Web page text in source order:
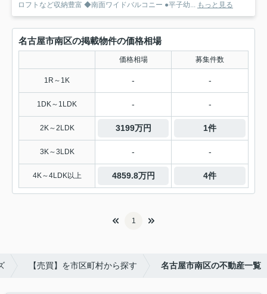
ロフトなど収納豊富 ◆南面ワイドバルコニー ●平子幼... もっと見る
名古屋市南区の掲載物件の価格相場
価格相場 募集件数
1R～1K - -
1DK～1LDK - -
2K～2LDK 3199万円 1件
3K～3LDK - -
4K～4LDK以上 4859.8万円 4件
1
【売買】を市区町村から探す 名古屋市南区の不動産一覧